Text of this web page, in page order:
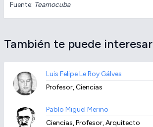
Fuente: Teamocuba
También te puede interesar
Luis Felipe Le Roy Gálves
Profesor, Ciencias
Pablo Miguel Merino
Ciencias, Profesor, Arquitecto